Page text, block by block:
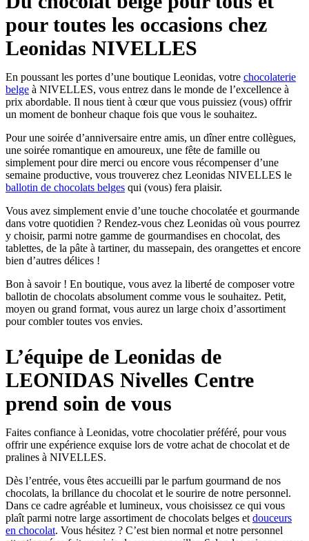
pour toutes les occasions chez
Leonidas NIVELLES
En poussant les portes d’une boutique Leonidas, votre chocolaterie
belge à NIVELLES, vous entrez dans le monde de l’excellence à
prix abordable. Il nous tient à cœur que vous puissiez (vous) offrir
un moment de bonheur chaque fois que vous le souhaitez.
Pour une soirée d’anniversaire entre amis, un dîner entre collègues,
une soirée romantique en amoureux, une fête de famille ou
simplement pour dire merci ou encore vous récompenser d’une
semaine productive, vous trouverez chez Leonidas NIVELLES le
ballotin de chocolats belges qui (vous) fera plaisir.
Vous avez simplement envie d’une touche chocolatée et gourmande
dans votre quotidien ? Rendez-vous chez Leonidas où vous pourrez
y choisir, parmi notre gamme de gourmandises en chocolat, des
tablettes, de la pâte à tartiner, du massepain, des orangettes et encore
bien d’autres délices !
Bon à savoir ! En boutique, vous avez la liberté de composer votre
ballotin de chocolats absolument comme vous le souhaitez. Petit,
moyen ou grand format, vous aurez un large choix d’assortiment
pour combler toutes vos envies.
L’équipe de Leonidas de
LEONIDAS Nivelles Centre
prend soin de vous
Faites confiance à Leonidas, votre chocolatier préféré, pour vous
offrir une expérience exquise lors de votre achat de chocolat et de
pralines à NIVELLES.
Dès l’entrée, vous êtes accueilli par le parfum gourmand de nos
chocolats, la brillance du chocolat et le sourire de notre personnel.
Dans ce cadre agréable et lumineux, vous choisissez ce qui vous
plaît parmi notre large assortiment de chocolats belges et douceurs
en chocolat. Vous hésitez ? C’est bien normal et notre personnel